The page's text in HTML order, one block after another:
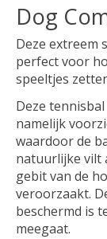
Dog
Deze extreem
perfect voor
speeltjes
Deze
namelijk
waardoor de
natuurlijke vilt
gebit van de
veroorzaakt.
beschermd is
meegaat.